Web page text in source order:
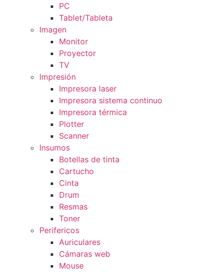
PC
Tablet/Tableta
Imagen
Monitor
Proyector
TV
Impresión
Impresora laser
Impresora sistema continuo
Impresora térmica
Plotter
Scanner
Insumos
Botellas de tinta
Cartucho
Cinta
Drum
Resmas
Toner
Perifericos
Auriculares
Cámaras web
Mouse